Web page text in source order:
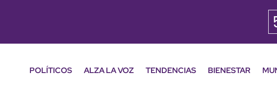
POLÍTICOS ALZA LA VOZ TENDENCIAS BIENESTAR